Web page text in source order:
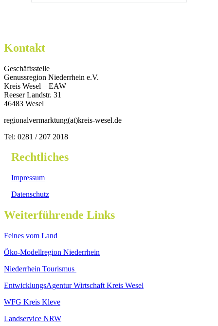
Kontakt
Geschäftsstelle
Genussregion Niederrhein e.V.
Kreis Wesel – EAW
Reeser Landstr. 31
46483 Wesel
regionalvermarktung(at)kreis-wesel.de
Tel: 0281 / 207 2018
Rechtliches
Impressum
Datenschutz
Weiterführende Links
Feines vom Land
Öko-Modellregion Niederrhein
Niederrhein Tourismus
EntwicklungsAgentur Wirtschaft Kreis Wesel
WFG Kreis Kleve
Landservice NRW